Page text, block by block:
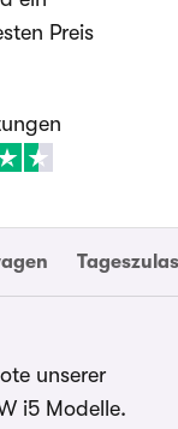
Preis
unserer
i5 Modelle.